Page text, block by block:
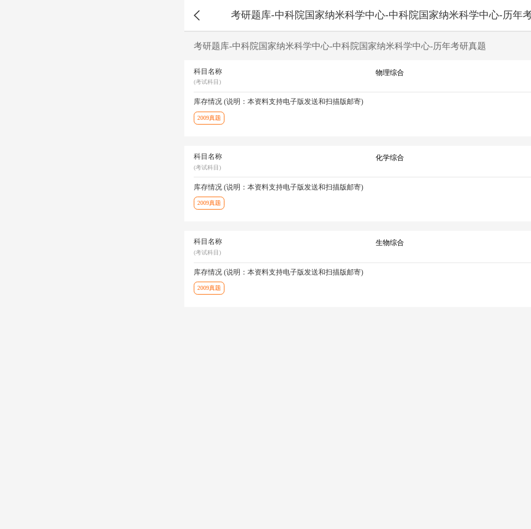
考研题库-中科院国家纳米科学中心-中科院国家纳米科学中心-历年
考研题库-中科院国家纳米科学中心-中科院国家纳米科学中心-历年考研真题
科目名称
(考试科目)
物理综合
库存情况 (说明：本资料支持电子版发送和扫描版邮寄)
2009真题
科目名称
(考试科目)
化学综合
库存情况 (说明：本资料支持电子版发送和扫描版邮寄)
2009真题
科目名称
(考试科目)
生物综合
库存情况 (说明：本资料支持电子版发送和扫描版邮寄)
2009真题